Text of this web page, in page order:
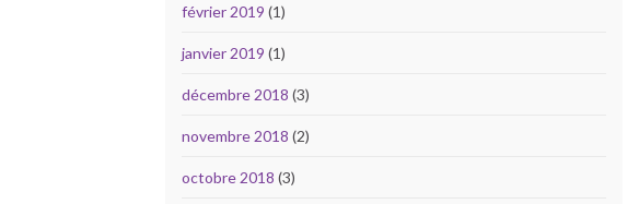
février 2019 (1)
janvier 2019 (1)
décembre 2018 (3)
novembre 2018 (2)
octobre 2018 (3)